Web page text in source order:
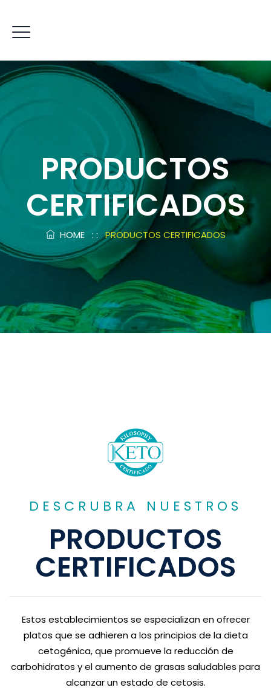
PRODUCTOS
CERTIFICADOS
HOME: :PRODUCTOS CERTIFICADOS
DESCRUBRA NUESTROS
PRODUCTOS
CERTIFICADOS
Estos establecimientos se especializan en ofrecer
platos que se adhieren a los principios de la dieta
cetogénica, que promueve la reducción de
carbohidratos y el aumento de grasas saludables para
alcanzar un estado de cetosis.